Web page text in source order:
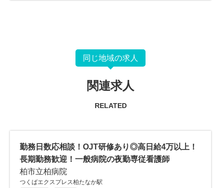
同じ地域の求人
関連求人
RELATED
勤務日数応相談！OJT研修あり◎高日給4万以上！
長期勤務歓迎！一般病院の夜勤専従看護師
柏市立柏病院
つくばエクスプレス柏たなか駅